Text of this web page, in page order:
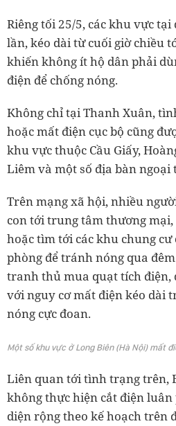
Riêng tối 25/5, các khu vực
lần, kéo dài từ cuối giờ chiều
khiến không ít hộ dân phải
điện để chống nóng.
Không chỉ tại Thanh Xuân,
hoặc mất điện cục bộ cũng
khu vực thuộc Cầu Giấy,
Liêm và một số địa bàn ngoại
Trên mạng xã hội, nhiều
con tới trung tâm thương
hoặc tìm tới các khu chung
phòng để tránh nóng qua
tranh thủ mua quạt tích điện,
với nguy cơ mất điện kéo dài
nóng cực đoan.
Một số khu vực ở Long Biên (Hà Nội) mất
Liên quan tới tình trạng trên,
không thực hiện cắt điện
diện rộng theo kế hoạch trên